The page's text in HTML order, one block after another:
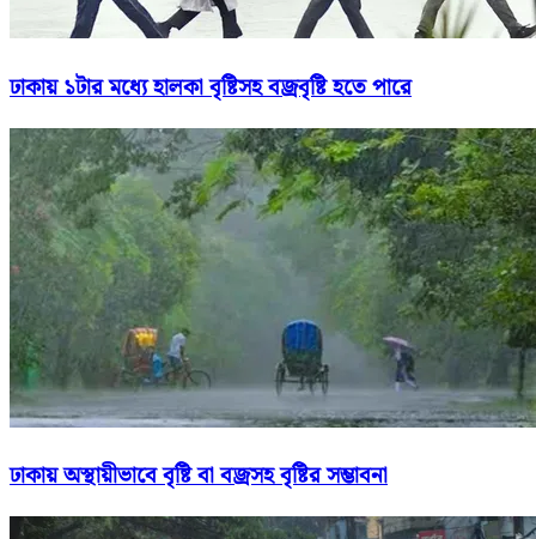
ঢাকায় ১টার মধ্যে হালকা বৃষ্টিসহ বজ্রবৃষ্টি হতে পারে
ঢাকায় অস্থায়ীভাবে বৃষ্টি বা বজ্রসহ বৃষ্টির সম্ভাবনা